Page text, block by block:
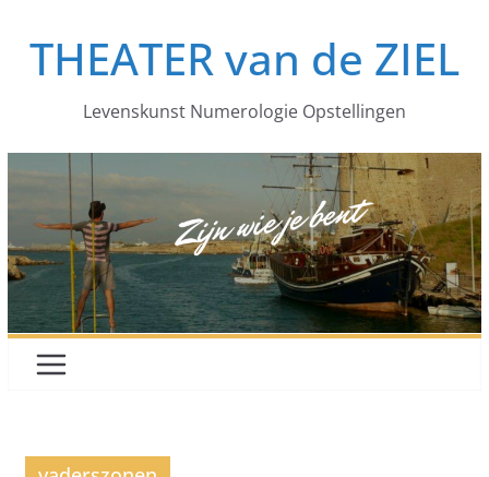
naarTHEATER van de ZIEL
Levenskunst Numerologie Opstellingen